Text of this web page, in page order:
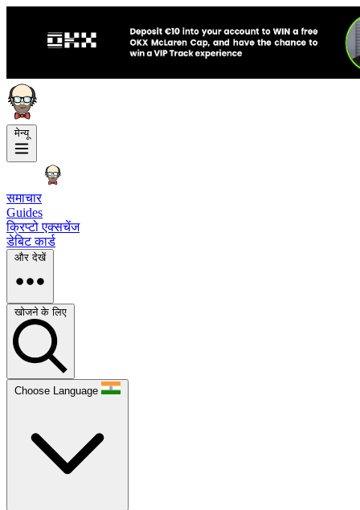
मेन्यू
समाचार
Guides
क्रिप्टो एक्सचेंज
डेबिट कार्ड
और देखें
खोजने के लिए
Choose Language